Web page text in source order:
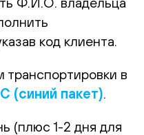
код клиента.
в
(синий пакет)
(плюс 1-2 дня для